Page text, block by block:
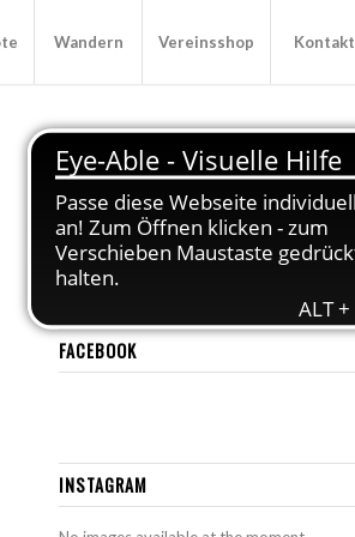
Wandern Vereinsshop Kontakt
KATEGORIEN
Veranstaltung(23)
Vereinsnews
(49)
FACEBOOK
INSTAGRAM